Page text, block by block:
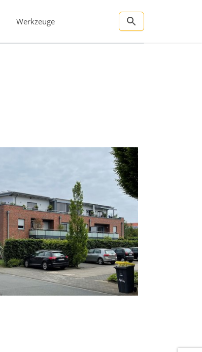
Werkzeuge